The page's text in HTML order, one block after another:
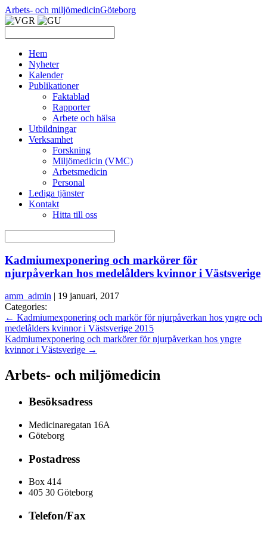
Arbets- och miljömedicinGöteborg
Hem
Nyheter
Kalender
Publikationer
Faktablad
Rapporter
Arbete och hälsa
Utbildningar
Verksamhet
Forskning
Miljömedicin (VMC)
Arbetsmedicin
Personal
Lediga tjänster
Kontakt
Hitta till oss
Kadmiumexponering och markörer för
njurpåverkan hos medelålders kvinnor i Västsverige
amm_admin | 19 januari, 2017
Categories:
← Kadmiumexponering och markör för njurpåverkan hos yngre och
medelålders kvinnor i Västsverige 2015
Kadmiumexponering och markörer för njurpåverkan hos yngre
kvinnor i Västsverige →
Arbets- och miljömedicin
Besöksadress
Medicinaregatan 16A
Göteborg
Postadress
Box 414
405 30 Göteborg
Telefon/Fax